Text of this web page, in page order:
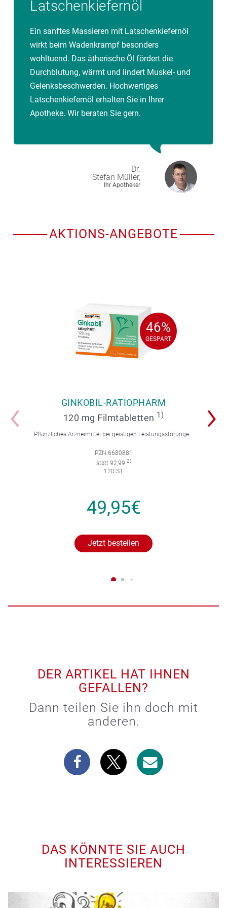
Latschenkiefernöl
Ein sanftes Massieren mit Latschenkiefernöl
wirkt beim Wadenkrampf besonders
wohltuend. Das ätherische Öl fördert die
Durchblutung, wärmt und lindert Muskel- und
Gelenksbeschwerden. Hochwertiges
Latschenkiefernöl erhalten Sie in Ihrer
Apotheke. Wir beraten Sie gern.
Dr.
Stefan Müller,
Ihr Apotheker
AKTIONS-ANGEBOTE
46%
GESPART
46%
GESPART
GINKOBIL-RATIOPHARM
120 mg Filmtabletten 1)
Pflanzliches Arzneimittel bei geistigen Leistungsstörungen und Durchblutungsstörungen.
PZN 6680881
statt 92,99 2)
120 ST
49,95€
Jetzt bestellen
DER ARTIKEL HAT IHNEN
GEFALLEN?
Dann teilen Sie ihn doch mit
anderen.
DAS KÖNNTE SIE AUCH
INTERESSIEREN